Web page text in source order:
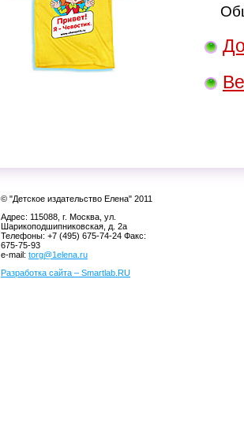
© "Детское издательство Елена" 2011
Адрес: 115088, г. Москва, ул.
Шарикоподшипниковская, д. 2а
Телефоны: +7 (495) 675-74-24 Факс:
675-75-93
e-mail: torg@1elena.ru
Разработка сайта – Smartlab.RU